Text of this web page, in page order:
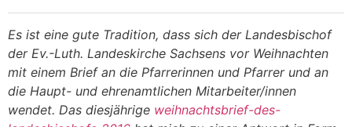
Es ist eine gute Tradition, dass sich der Landesbischof
der Ev.-Luth. Landeskirche Sachsens vor Weihnachten
mit einem Brief an die Pfarrerinnen und Pfarrer und an
die Haupt- und ehrenamtlichen Mitarbeiter/innen
wendet. Das diesjährige weihnachtsbrief-des-